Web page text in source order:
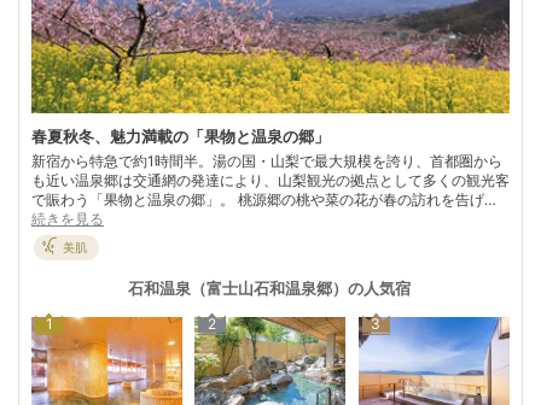
春夏秋冬、魅力満載の「果物と温泉の郷」
新宿から特急で約1時間半。湯の国・山梨で最大規模を誇り、首都圏から
も近い温泉郷は交通網の発達により、山梨観光の拠点として多くの観光客
で賑わう「果物と温泉の郷」。 桃源郷の桃や菜の花が春の訪れを告げ、
近津川沿いの桜並木に春爛漫を喜ぶ。 モモ狩りで夏を感じたら、ブドウ
狩りで秋の味覚に舌鼓。昇仙峡が紅葉で真っ赤に染まると、そろそろ冬の
到来。冬だからこそ心静かに歴史と向き合ってみるのもよい。300年以上
にわたり石和に居を構えた武田家や、鵜飼を伝えた日蓮上人などのゆかり
の地を散策。冷えた体は、武田信玄の陣中食と伝えられる名物“ほうと
う”と温泉で芯から温まろう。石和温泉駅周辺に点在しているワイナリー
巡りも訪れる人を楽しませてくれる。
続きを見る
美肌
石和温泉（富士山石和温泉郷） の人気宿
1 2 3